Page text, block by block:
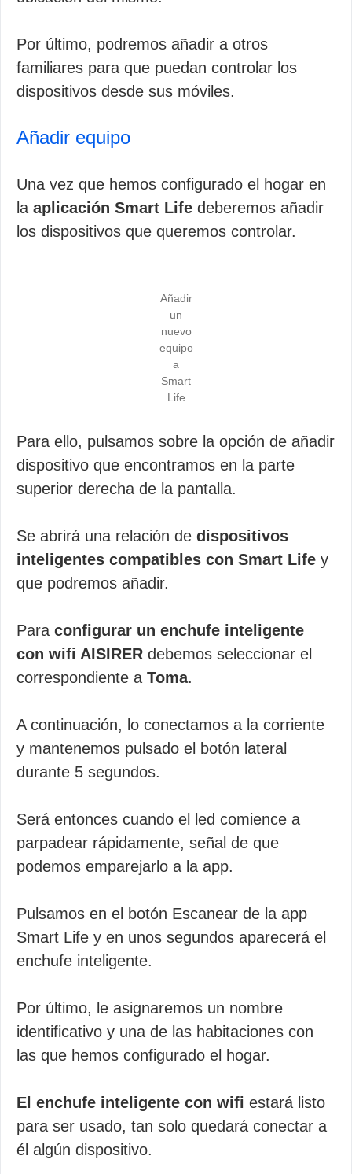
Por último, podremos añadir a otros
familiares para que puedan controlar los
dispositivos desde sus móviles.
Añadir equipo
Una vez que hemos configurado el hogar en
la aplicación Smart Life deberemos añadir
los dispositivos que queremos controlar.
Añadir
un
nuevo
equipo
a
Smart
Life
Para ello, pulsamos sobre la opción de añadir
dispositivo que encontramos en la parte
superior derecha de la pantalla.
Se abrirá una relación de dispositivos
inteligentes compatibles con Smart Life y
que podremos añadir.
Para configurar un enchufe inteligente
con wifi AISIRER debemos seleccionar el
correspondiente a Toma.
A continuación, lo conectamos a la corriente
y mantenemos pulsado el botón lateral
durante 5 segundos.
Será entonces cuando el led comience a
parpadear rápidamente, señal de que
podemos emparejarlo a la app.
Pulsamos en el botón Escanear de la app
Smart Life y en unos segundos aparecerá el
enchufe inteligente.
Por último, le asignaremos un nombre
identificativo y una de las habitaciones con
las que hemos configurado el hogar.
El enchufe inteligente con wifi estará listo
para ser usado, tan solo quedará conectar a
él algún dispositivo.